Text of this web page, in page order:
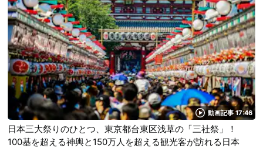
動画記事 17:46
日本三大祭りのひとつ、東京都台東区浅草の「三社祭」！
100基を超える神輿と150万人を超える観光客が訪れる日本